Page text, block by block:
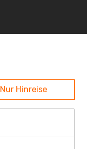
Nur Hinreise